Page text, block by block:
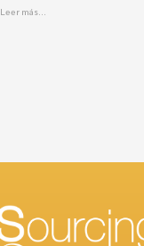
Leer más...